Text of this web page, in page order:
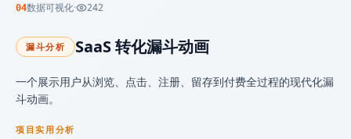
04数据可视化· 242
漏斗分析 SaaS 转化漏斗动画
一个展示用户从浏览、点击、注册、留存到付费全过程的现代化漏
斗动画。
项目实用分析